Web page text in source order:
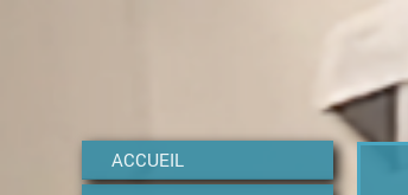
ACCUEIL